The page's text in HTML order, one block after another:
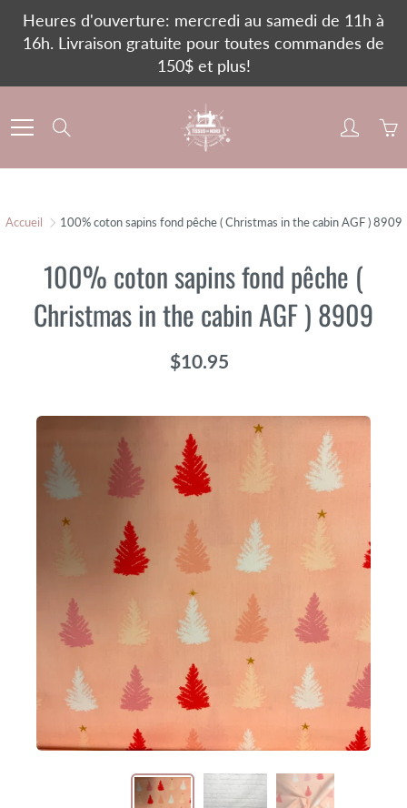
Content
Heures d'ouverture: mercredi au samedi de 11h à
16h. Livraison gratuite pour toutes commandes de
150$ et plus!
Accueil 100% coton sapins fond pêche ( Christmas in the cabin AGF ) 8909
100% coton sapins fond pêche (
Christmas in the cabin AGF ) 8909
$10.95